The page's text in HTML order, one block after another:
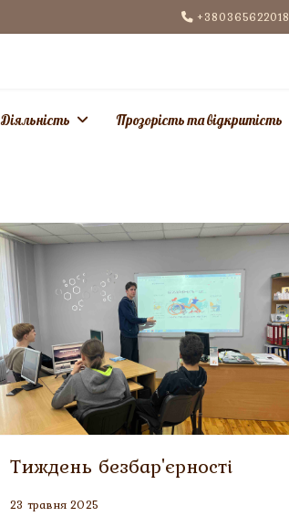
+380365622018
Діяльність Прозорість та відкритість
Тиждень безбар'єрності
23 травня 2025